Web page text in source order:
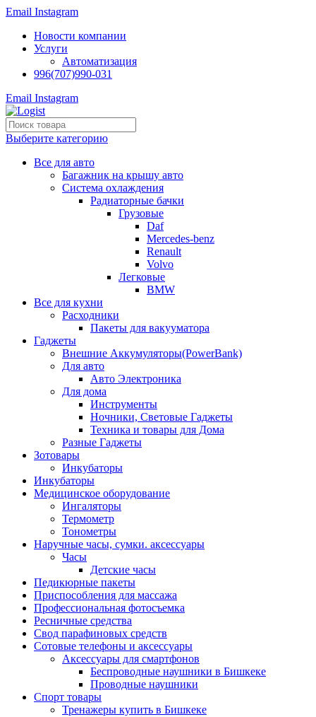
Email Instagram
Новости компании
Услуги
Автоматизация
996(707)990-031
Email Instagram
Выберите категорию
Все для авто
Багажник на крышу авто
Система охлаждения
Радиаторные бачки
Грузовые
Daf
Mercedes-benz
Renault
Volvo
Легковые
BMW
Все для кухни
Расходники
Пакеты для вакууматора
Гаджеты
Внешние Аккумуляторы(PowerBank)
Для авто
Авто Электроника
Для дома
Инструменты
Ночники, Световые Гаджеты
Техника и товары для Дома
Разные Гаджеты
Зотовары
Инкубаторы
Инкубаторы
Медицинское оборудование
Ингаляторы
Термометр
Тонометры
Наручные часы, сумки. аксессуары
Часы
Детские часы
Педикюрные пакеты
Приспособления для массажа
Профессиональная фотосъемка
Ресничные средства
Свод парафиновых средств
Сотовые телефоны и аксессуары
Аксессуары для смартфонов
Беспроводные наушники в Бишкеке
Проводные наушники
Спорт товары
Тренажеры купить в Бишкеке